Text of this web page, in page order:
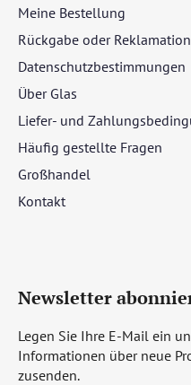
Meine Bestellung
Rückgabe oder
Datenschutzbestimmungen
Über Glas
Liefer- und
Häufig gestellte Fragen
Großhandel
Kontakt
Newsletter
Legen Sie Ihre E-Mail ein
Informationen über neue
zusenden.